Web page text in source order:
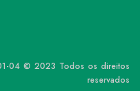
04 © 2023 Todos os direitos
reservados